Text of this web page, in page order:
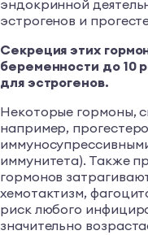
эндокринной
эстрогенов и
Секреция этих
беременности до 10
для эстрогенов.
Некоторые гормоны,
например,
иммунитета). Также
гормонов
хемотактизм,
риск любого
значительно